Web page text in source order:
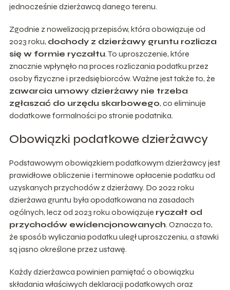
jednocześnie dzierżawcą danego terenu.
Zgodnie z nowelizacją przepisów, która obowiązuje od
2023 roku, dochody z dzierżawy gruntu rozlicza
się w formie ryczałtu. To uproszczenie, które
znacznie wpłynęło na proces rozliczania podatku przez
osoby fizyczne i przedsiębiorców. Ważne jest także to, że
zawarcia umowy dzierżawy nie trzeba
zgłaszać do urzędu skarbowego, co eliminuje
dodatkowe formalności po stronie podatnika.
Obowiązki podatkowe dzierżawcy
Podstawowym obowiązkiem podatkowym dzierżawcy jest
prawidłowe obliczenie i terminowe opłacenie podatku od
uzyskanych przychodów z dzierżawy. Do 2022 roku
dzierżawa gruntu była opodatkowana na zasadach
ogólnych, lecz od 2023 roku obowiązuje ryczałt od
przychodów ewidencjonowanych. Oznacza to,
że sposób wyliczania podatku uległ uproszczeniu, a stawki
są jasno określone przez ustawę.
Każdy dzierżawca powinien pamiętać o obowiązku
składania właściwych deklaracji podatkowych oraz